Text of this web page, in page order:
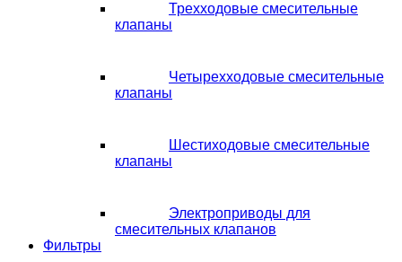
Трехходовые смесительные
клапаны
Четырехходовые смесительные
клапаны
Шестиходовые смесительные
клапаны
Электроприводы для
смесительных клапанов
Фильтры